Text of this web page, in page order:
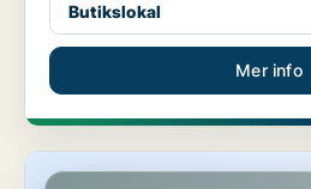
Butikslokal
Mer info
Butikslokal på Gärdet/Djurgården